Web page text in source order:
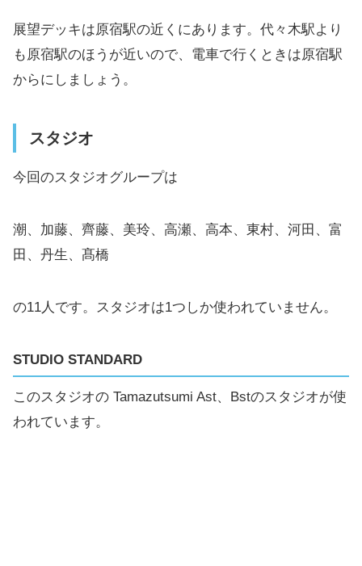
展望デッキは原宿駅の近くにあります。代々木駅より
も原宿駅のほうが近いので、電車で行くときは原宿駅
からにしましょう。
スタジオ
今回のスタジオグループは
潮、加藤、齊藤、美玲、高瀬、高本、東村、河田、富
田、丹生、髙橋
の11人です。スタジオは1つしか使われていません。
STUDIO STANDARD
このスタジオの Tamazutsumi Ast、Bstのスタジオが使
われています。